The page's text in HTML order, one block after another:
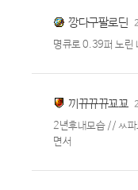
깡다구팔로딘
명큐로 0.39퍼 노린
끼뀨뀨뀨꾜꾜
2년후내모습 // ㅆ파
면서